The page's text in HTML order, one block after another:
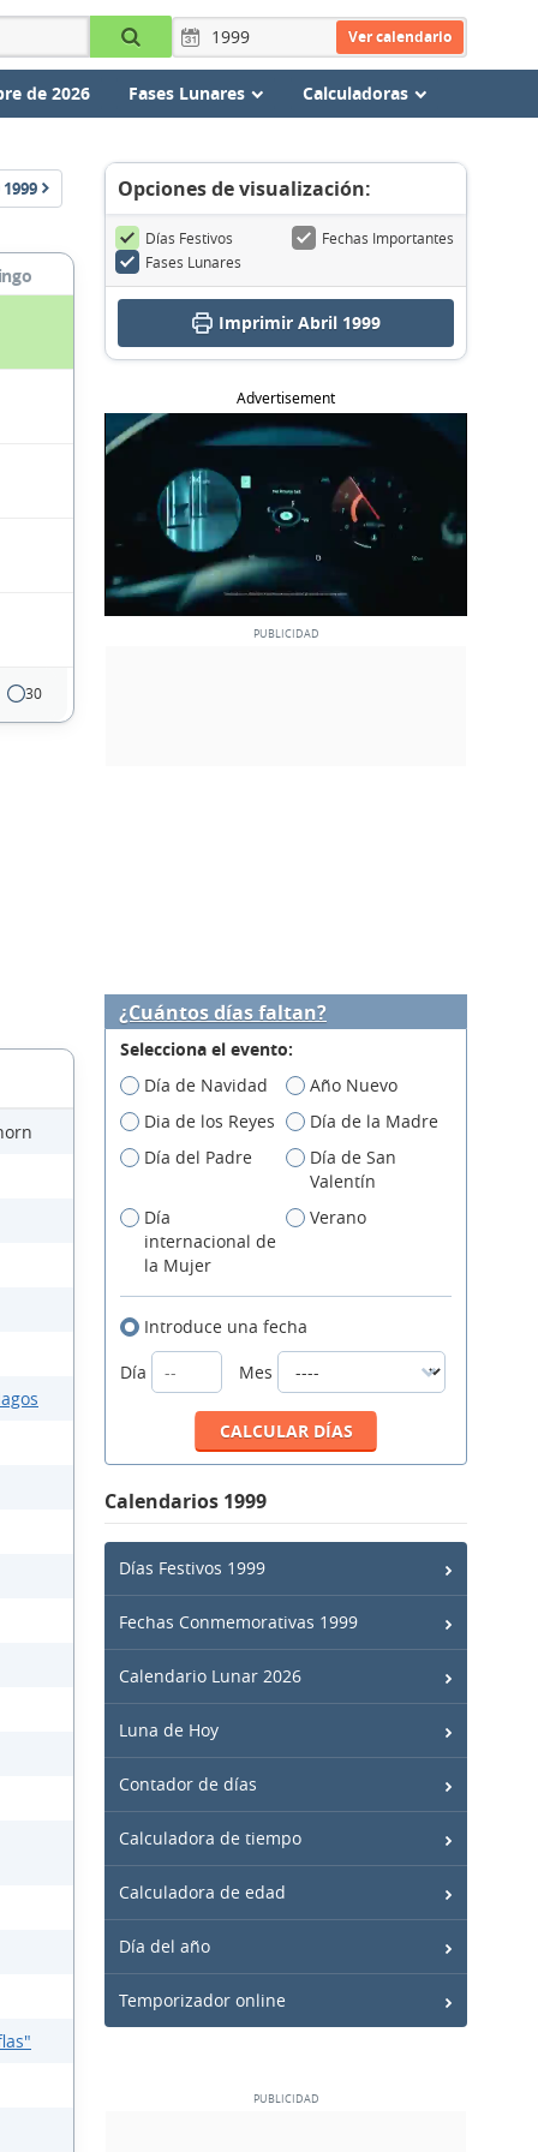
Ver calendario
de 2026 Fases Lunares Calculadoras
1999
30
Opciones de visualización:
Días Festivos
Fechas Importantes
Fases Lunares
Imprimir Abril 1999
Advertisement
¿Cuántos días faltan?
Selecciona el evento:
Día de Navidad
Año Nuevo
Dia de los Reyes
Día de la Madre
Día del Padre
Día de San
Valentín
Día
internacional de
la Mujer
Verano
Introduce una fecha
Día
Mes
Calendarios 1999
Días Festivos 1999
Fechas Conmemorativas 1999
Calendario Lunar 2026
Luna de Hoy
Contador de días
Calculadora de tiempo
Calculadora de edad
Día del año
Temporizador online